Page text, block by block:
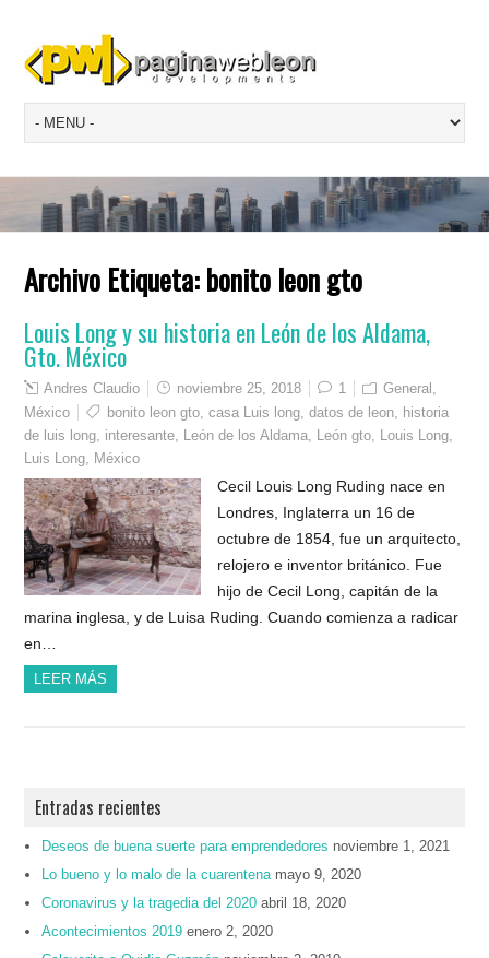
Archivo Etiqueta:bonito leon gto
Louis Long y su historia en León de los Aldama,
Gto. México
Andres Claudio noviembre 25, 2018 1 General
México
bonito leon gto ,casa Luis long ,datos de leon
historia
de luis long interesante León de los Aldama León gto Louis Long
Luis Long
México
Cecil Louis Long Ruding nace en
Londres, Inglaterra un 16 de
octubre de 1854, fue un arquitecto,
relojero e inventor británico. Fue
hijo de Cecil Long, capitán de la
marina inglesa, y de Luisa Ruding. Cuando comienza a radicar
en…
LEER MÁS
Entradas recientes
Deseos de buena suerte para emprendedores noviembre 1, 2021
Lo bueno y lo malo de la cuarentena mayo 9, 2020
Coronavirus y la tragedia del 2020 abril 18, 2020
Acontecimientos 2019 enero 2, 2020